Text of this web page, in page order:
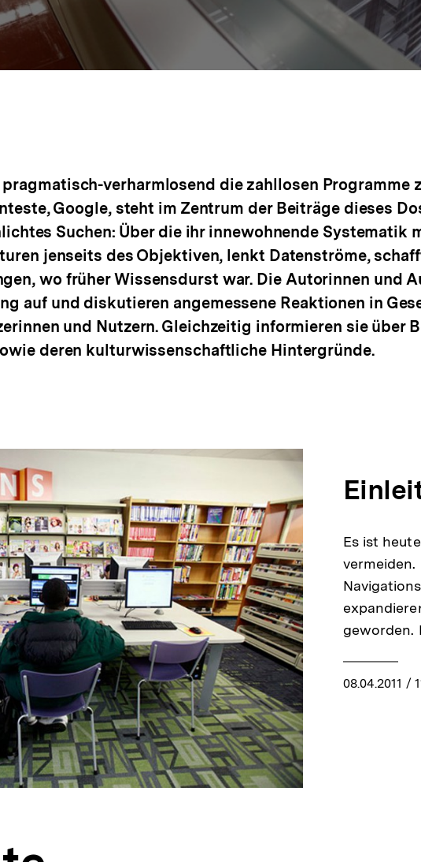
verharmlosend die zahllosen Programme
Google, steht im Zentrum der Beiträge dieses
Suchen: Über die ihr innewohnende Systematik
jenseits des Objektiven, lenkt Datenströme,
wo früher Wissensdurst war. Die Autorinnen und
auf und diskutieren angemessene Reaktionen in
und Nutzern. Gleichzeitig informieren sie über
deren kulturwissenschaftliche Hintergründe.
Es ist
vermeiden.
geworden.
08.04.2011 /